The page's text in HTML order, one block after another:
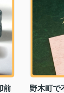
前
野木町で